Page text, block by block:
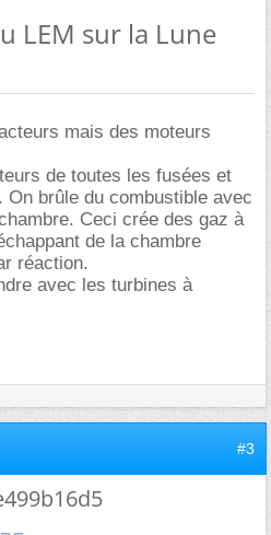
LEM sur la Lune
mais des moteurs
de toutes les fusées et
brûle du combustible avec
Ceci crée des gaz à
de la chambre
réaction.
avec les turbines à
#3